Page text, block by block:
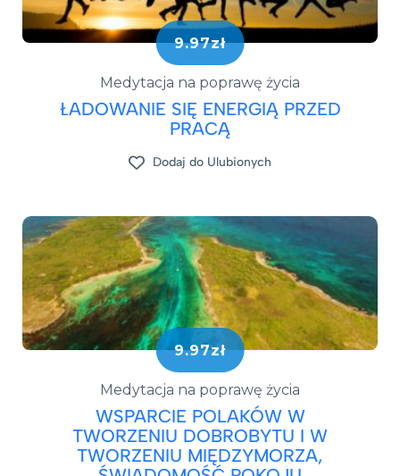
9.97zł
Medytacja na poprawę życia
ŁADOWANIE SIĘ ENERGIĄ PRZED
PRACĄ
Dodaj do Ulubionych
9.97zł
Medytacja na poprawę życia
WSPARCIE POLAKÓW W
TWORZENIU DOBROBYTU I W
TWORZENIU MIĘDZYMORZA,